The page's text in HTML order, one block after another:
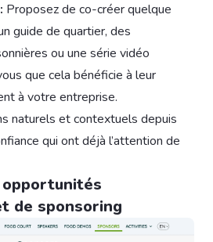
Proposez de co-créer quelque
guide de quartier, des
ou une série vidéo
que cela bénéficie à leur
à votre entreprise.
naturels et contextuels depuis
qui ont déjà l’attention de
de sponsoring